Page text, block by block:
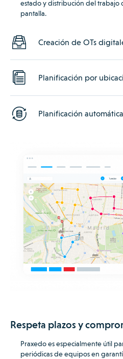
estado y distribución del trabajo
pantalla.
Creación de OTs
Planificación por
Planificación
Respeta plazos y
Praxedo es especialmente útil
periódicas de equipos en